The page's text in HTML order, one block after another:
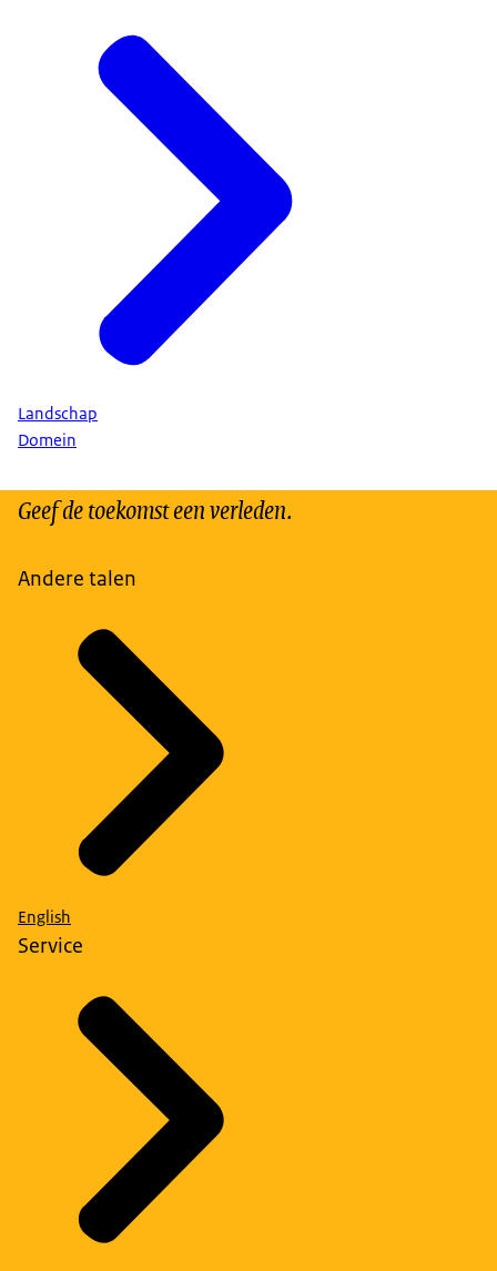
Landschap
Domein
Geef de toekomst een verleden.
Andere talen
English
Service